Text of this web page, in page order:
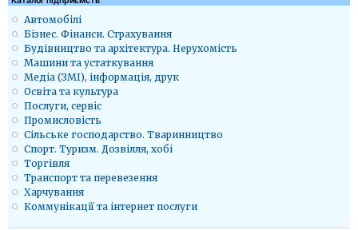
Автомобілі
Бізнес. Фінанси. Страхування
Будівництво та архітектура. Нерухомість
Машини та устаткування
Медіа (ЗМІ), інформація, друк
Освіта та культура
Послуги, сервіс
Промисловість
Сільське господарство. Тваринництво
Спорт. Туризм. Дозвілля, хобі
Торгівля
Транспорт та перевезення
Харчування
Коммунікації та інтернет послуги